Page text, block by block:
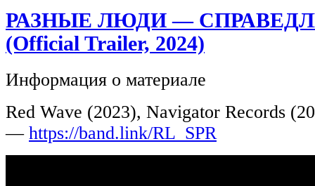
РАЗНЫЕ ЛЮДИ —
(Official Trailer, 2024)
Информация о материале
Red Wave (2023), Navigator Records
— https://band.link/RL_SPR